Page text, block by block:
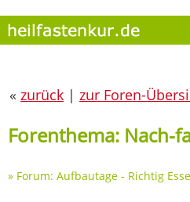
« zurück | zur Foren-
Forenthema: Nach-
» Forum: Aufbautage - Richtig